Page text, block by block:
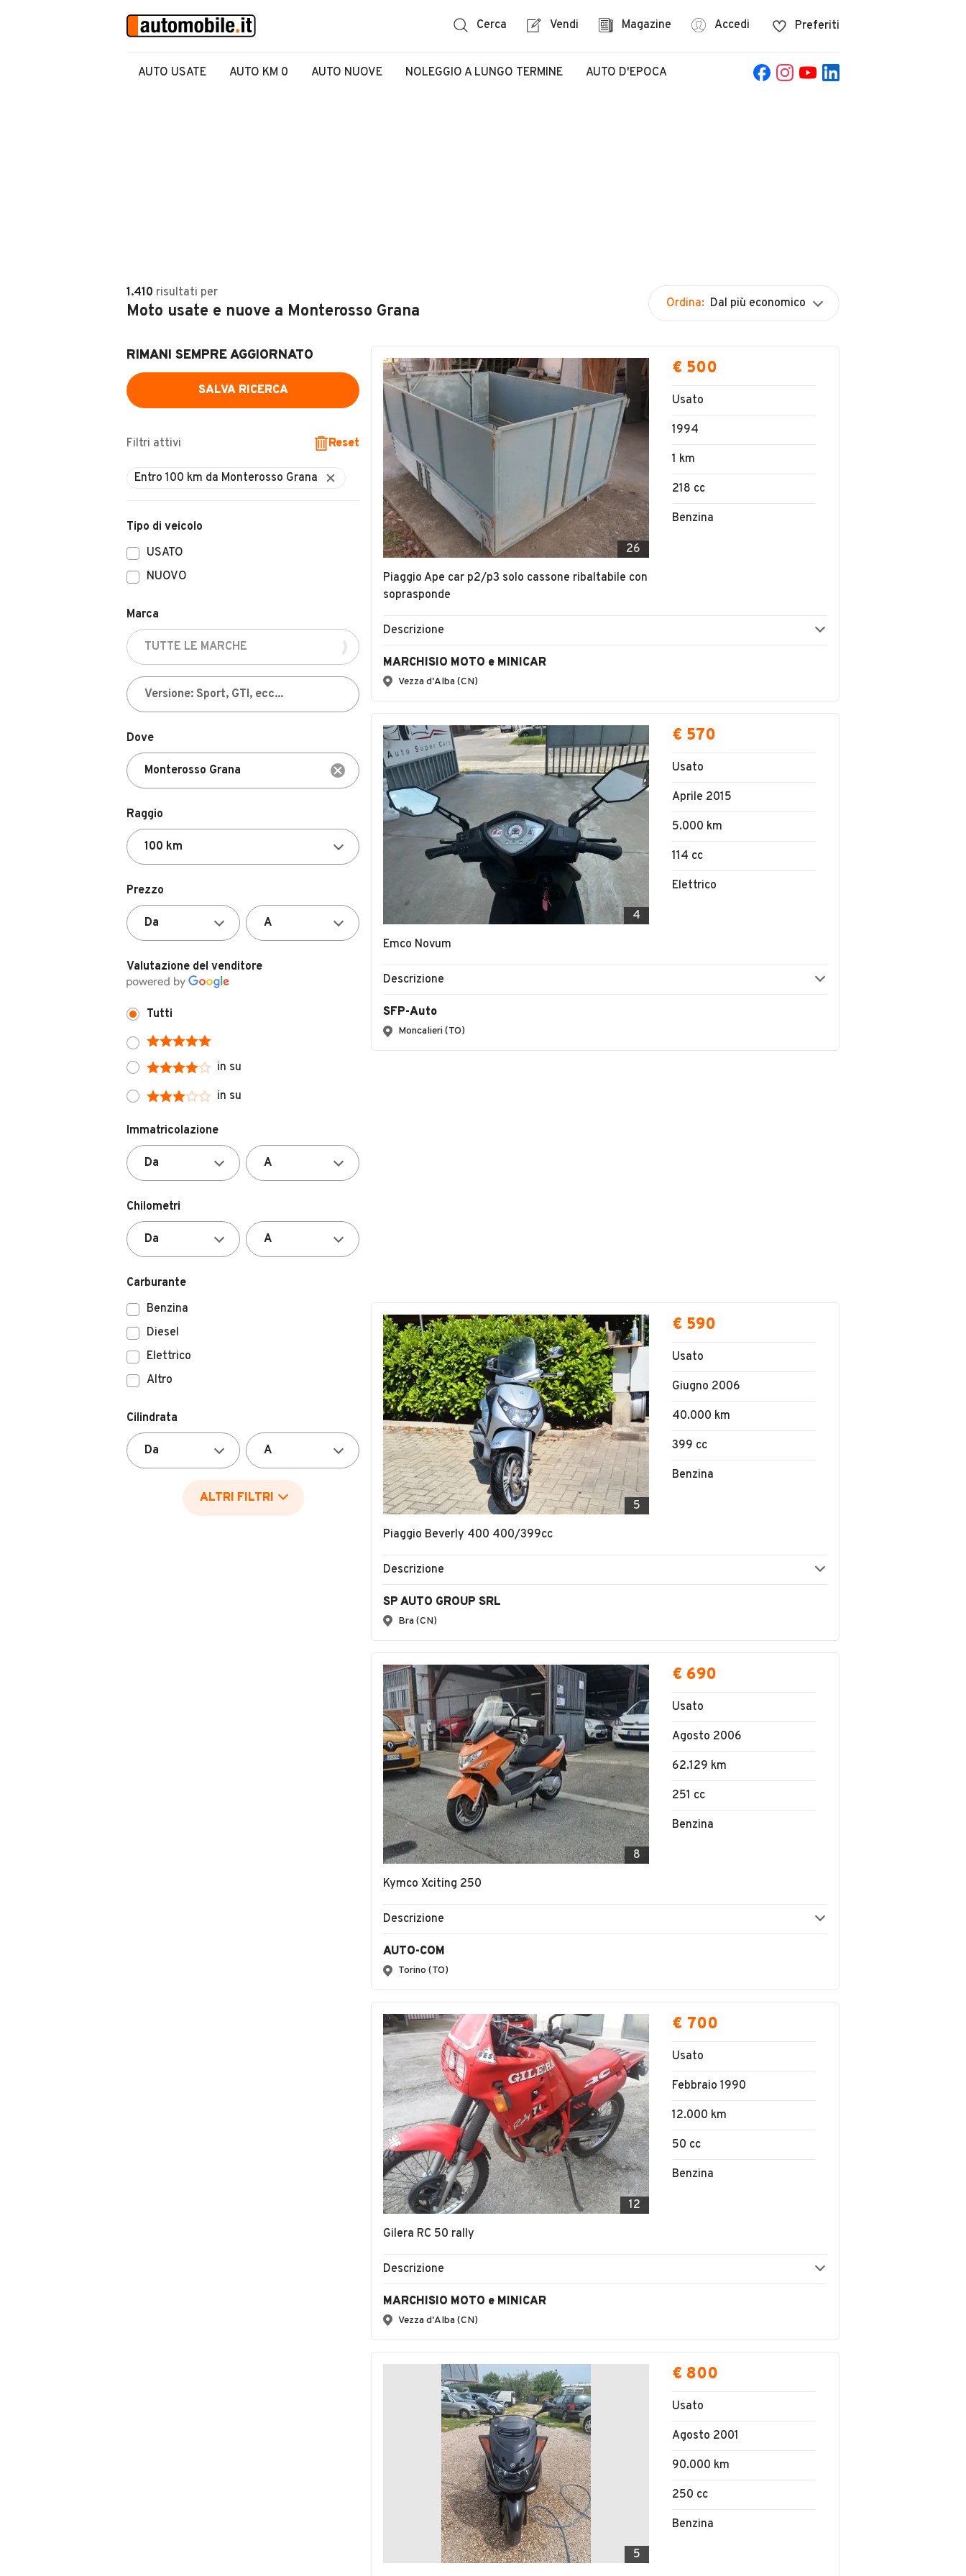
Cerca Vendi Magazine Accedi Preferiti
AUTO USATE AUTO KM 0 AUTO NUOVE NOLEGGIO A LUNGO TERMINE AUTO D'EPOCA
1.410 risultati per
Moto usate e nuove a Monterosso Grana Ordina: Dal più economico
RIMANI SEMPRE AGGIORNATO
SALVA RICERCA
Filtri attivi Reset
Tipo di veicolo
USATO
NUOVO
Marca
Dove
Raggio
Prezzo
Valutazione del venditore
Tutti
in su
in su
Immatricolazione
Chilometri
Carburante
Benzina
Diesel
Elettrico
Altro
Cilindrata
ALTRI FILTRI
26
Piaggio Ape car p2/p3 solo cassone ribaltabile con
soprasponde
€ 500
Usato
1994
1 km
218 cc
Benzina
Descrizione
MARCHISIO MOTO e MINICAR
Vezza d'Alba (CN)
4
Emco Novum
€ 570
Usato
Aprile 2015
5.000 km
114 cc
Elettrico
Descrizione
SFP-Auto
Moncalieri (TO)
5
Piaggio Beverly 400 400/399cc
€ 590
Usato
Giugno 2006
40.000 km
399 cc
Benzina
Descrizione
SP AUTO GROUP SRL
Bra (CN)
8
Kymco Xciting 250
€ 690
Usato
Agosto 2006
62.129 km
251 cc
Benzina
Descrizione
AUTO-COM
Torino (TO)
12
Gilera RC 50 rally
€ 700
Usato
Febbraio 1990
12.000 km
50 cc
Benzina
Descrizione
MARCHISIO MOTO e MINICAR
Vezza d'Alba (CN)
5
€ 800
Usato
Agosto 2001
90.000 km
250 cc
Benzina